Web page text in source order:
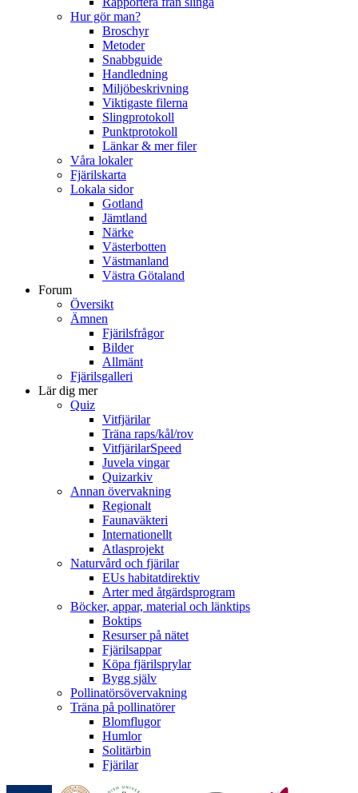
Hur gör man?
Broschyr
Metoder
Snabbguide
Handledning
Miljöbeskrivning
Viktigaste filerna
Slingprotokoll
Punktprotokoll
Länkar & mer filer
Våra lokaler
Fjärilskarta
Lokala sidor
Gotland
Jämtland
Närke
Västerbotten
Västmanland
Västra Götaland
Forum
Översikt
Ämnen
Fjärilsfrågor
Bilder
Allmänt
Fjärilsgalleri
Lär dig mer
Quiz
Vitfjärilar
Träna raps/kål/rov
VitfjärilarSpeed
Juvela vingar
Quizarkiv
Annan övervakning
Regionalt
Faunaväkteri
Internationellt
Atlasprojekt
Naturvård och fjärilar
EUs habitatdirektiv
Arter med åtgärdsprogram
Böcker, appar, material och länktips
Boktips
Resurser på nätet
Fjärilsappar
Köpa fjärilsprylar
Bygg själv
Pollinatörsövervakning
Träna på pollinatörer
Blomflugor
Humlor
Solitärbin
Fjärilar